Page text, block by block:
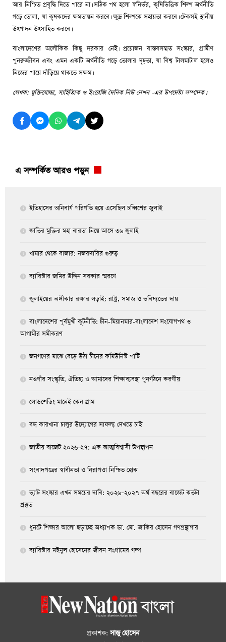
আর নিশ্চিত প্রবৃদ্ধি দিতে পারে না। সঠিক পথ হলো স্বনির্ভর, কৃষিভিত্তিক শিল্প অর্থনীতি
গড়ে তোলা, যা কৃষকদের ক্ষমতায়ন করবে। ক্ষুদ্র শিল্পকে সহায়তা করবে। টেকসই স্থানীয়
উৎপাদন উৎসাহিত করবে।
বাংলাদেশের অলৌকিক কিছু দরকার নেই। প্রয়োজন বাস্তবসম্মত সংস্কার, গ্রামীণ
পুনরুজ্জীবন এবং এমন একটি অর্থনীতি গড়ে তোলার দৃঢ়তা, যা বিশ্ব টালমাটাল হলেও
নিজের পায়ে দাঁড়িয়ে থাকতে সক্ষম।
লেখক: মুক্তিযোদ্ধা, সাহিত্যিক ও ইংরেজি দৈনিক নিউ নেশন -এর উপদেষ্টা সম্পাদক।
এ সম্পর্কিত আরও পড়ুন
ইতিহাসের অনিবার্য পরিণতি হয়ে এসেছিল চব্বিশের জুলাই
জাতির মুক্তির মহা বারতা নিয়ে আসে ৩৬ জুলাই
খামার থেকে বাজার: নজরদারির গুরুত্ব
ব্যারিস্টার জমির উদ্দিন সরকার স্মরণে
জুলাইয়ের অঙ্গীকার রক্ষার লড়াই: রাষ্ট্র, সমাজ ও ভবিষ্যতের দায়
বাংলাদেশের পূর্বমুখী কূটনীতি: চীন-মিয়ানমার-বাংলাদেশ সংযোগপথ ও
আগামীর সমীকরণ
জনগণের মাঝে বেড়ে উঠা চীনের কমিউনিস্ট পার্টি
নওগাঁর সংস্কৃতি, ঐতিহ্য ও আমাদের শিক্ষাব্যবস্থা পুনর্গঠনে করণীয়
লোডশেডিং মানেই কেন গ্রাম
বন্ধ কারখানা চালুর উদ্যোগের সাফল্য দেখতে চাই
জাতীয় বাজেট ২০২৬-২৭: এক আত্মবিশ্বাসী উপস্থাপন
সংবাদপত্রের স্বাধীনতা ও নিরাপওা নিশ্চিত হোক
ভ্যাট সংস্কার এখন সময়ের দাবি: ২০২৬–২০২৭ অর্থ বছরের বাজেট কতটা
প্রস্তুত
ধুনটে শিক্ষার আলো ছড়াচ্ছে অধ্যাপক ডা. মো. জাকির হোসেন গণগ্রন্থাগার
ব্যারিস্টার মইনুল হোসেনের জীবন সংগ্রামের গল্প
প্রকাশক:সাজু হোসেন